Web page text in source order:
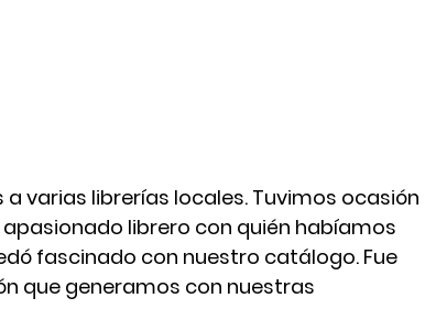
varias librerías locales. Tuvimos ocasión
librero con quién habíamos
fascinado con nuestro catálogo. Fue
que generamos con nuestras